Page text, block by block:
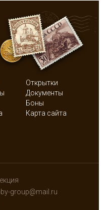
Открытки
Документы
Боны
Карта сайта
group@mail.ru